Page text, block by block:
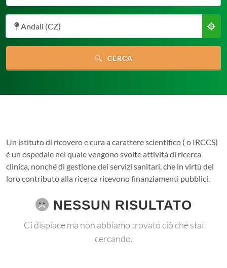
Andali (CZ)
CERCA
Un istituto di ricovero e cura a carattere scientifico ( o IRCCS)
è un ospedale nel quale vengono svolte attività di ricerca
clinica, nonché di gestione dei servizi sanitari, che in virtù del
loro contributo alla ricerca ricevono finanziamenti pubblici.
NESSUN RISULTATO
Ci dispiace ma non abbiamo trovato ciò che stai
cercando.